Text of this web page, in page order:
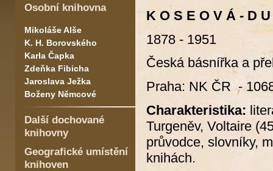
Osobní knihovna
Mikoláše Alše
K. H. Borovského
Karla Čapka
Zdeňka Fibicha
Jaroslava Ježka
Boženy Němcové
Další dochované
knihovny
Geografické umístění
knihoven
K O S E O V Á - D
1878 - 1951
Česká básnířka a
Praha: NK ČR -
Charakteristika:
Turgeněv, Voltaire
průvodce, slovníky,
knihách.